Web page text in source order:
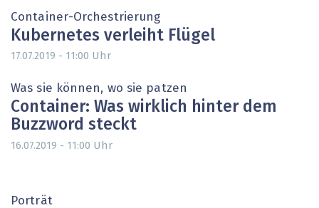
Container-Orchestrierung
Kubernetes verleiht Flügel
17.07.2019 - 11:00 Uhr
Was sie können, wo sie patzen
Container: Was wirklich hinter dem
Buzzword steckt
16.07.2019 - 11:00 Uhr
Porträt